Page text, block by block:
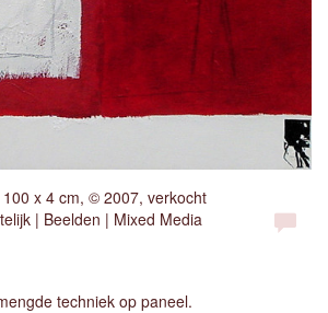
100 x 4 cm, © 2007, verkocht
| Beelden | Mixed Media
techniek op paneel.